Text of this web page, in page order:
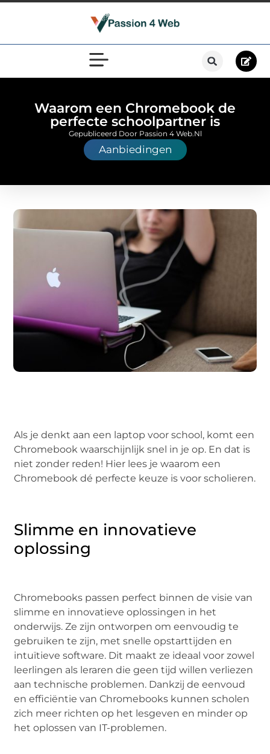
Waarom een Chromebook de
perfecte schoolpartner is
Aanbiedingen
Gepubliceerd Door Passion 4 Web.nl
Als je denkt aan een laptop voor school, komt een
Chromebook waarschijnlijk snel in je op. En dat is
niet zonder reden! Hier lees je waarom een
Chromebook dé perfecte keuze is voor scholieren.
Slimme en innovatieve
oplossing
Chromebooks passen perfect binnen de visie van
slimme en innovatieve oplossingen in het
onderwijs. Ze zijn ontworpen om eenvoudig te
gebruiken te zijn, met snelle opstarttijden en
intuïtieve software. Dit maakt ze ideaal voor zowel
leerlingen als leraren die geen tijd willen verliezen
aan technische problemen. Dankzij de eenvoud
en efficiëntie van Chromebooks kunnen scholen
zich meer richten op het lesgeven en minder op
het oplossen van IT-problemen.